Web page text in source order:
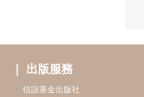
出版服務
信誼基金出版社